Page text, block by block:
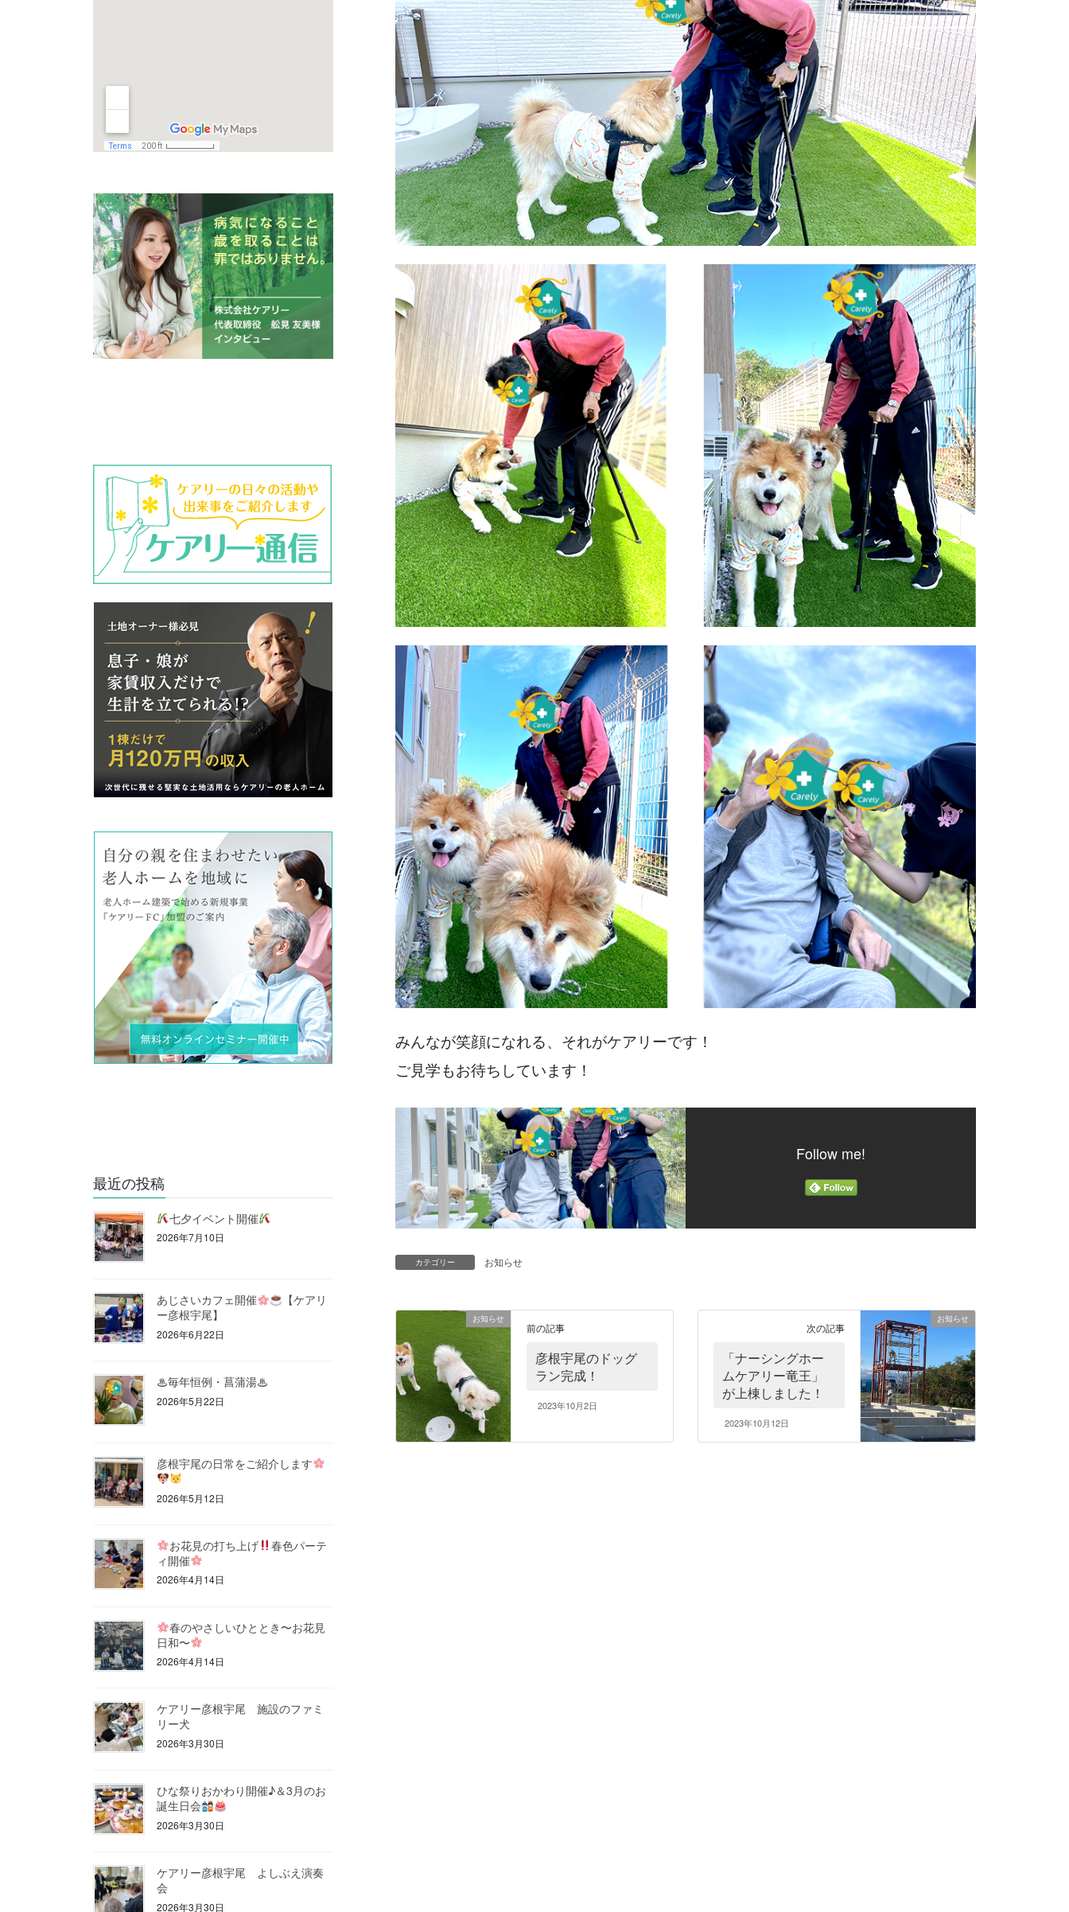
みんなが笑顔になれる、それがケアリーです！
ご見学もお待ちしています！
Follow me!
カテゴリー お知らせ
お知らせ
前の記事
彦根宇尾のドッグ
ラン完成！
2023年10月2日
お知らせ
次の記事
「ナーシングホー
ムケアリー竜王」
が上棟しました！
2023年10月12日
最近の投稿
七夕イベント開催
2026年7月10日
あじさいカフェ開催
【ケアリ
ー彦根宇尾】
2026年6月22日
♨毎年恒例・菖蒲湯♨
2026年5月22日
彦根宇尾の日常をご紹介します
2026年5月12日
お花見の打ち上げ
春色パーテ
ィ開催
2026年4月14日
春のやさしいひととき〜お花見
日和〜
2026年4月14日
ケアリー彦根宇尾 施設のファミ
リー犬
2026年3月30日
ひな祭りおかわり開催♪＆3月のお
誕生日会
2026年3月30日
ケアリー彦根宇尾 よしぶえ演奏
会
2026年3月30日